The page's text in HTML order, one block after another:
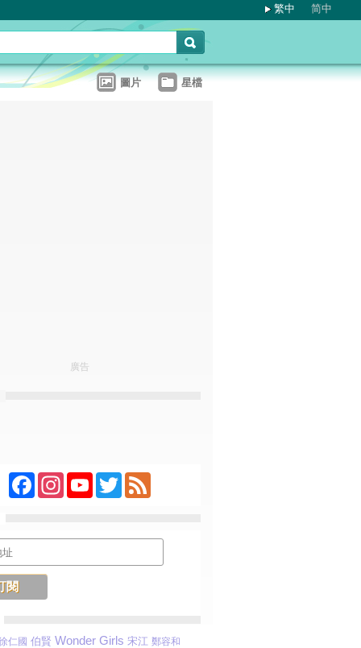
繁中 简中
圖片 星檔
廣告
FacebookInstagramYouTubeTwitterFeed
仁國 伯賢 Wonder Girls 宋江 鄭容和